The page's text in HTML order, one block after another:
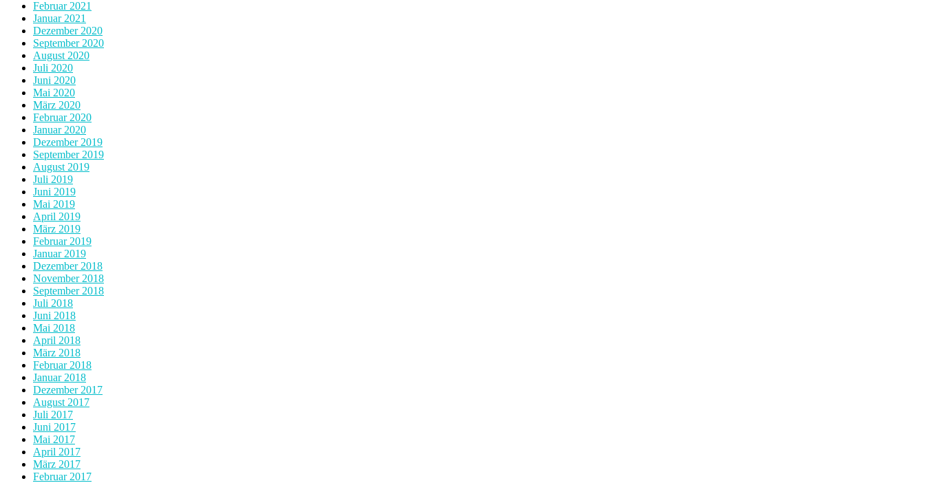
Februar 2021
Januar 2021
Dezember 2020
September 2020
August 2020
Juli 2020
Juni 2020
Mai 2020
März 2020
Februar 2020
Januar 2020
Dezember 2019
September 2019
August 2019
Juli 2019
Juni 2019
Mai 2019
April 2019
März 2019
Februar 2019
Januar 2019
Dezember 2018
November 2018
September 2018
Juli 2018
Juni 2018
Mai 2018
April 2018
März 2018
Februar 2018
Januar 2018
Dezember 2017
August 2017
Juli 2017
Juni 2017
Mai 2017
April 2017
März 2017
Februar 2017